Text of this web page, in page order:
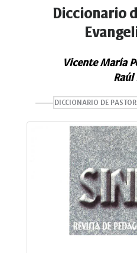
Diccionario
Vicente María
Raúl
DICCIONARIO DE